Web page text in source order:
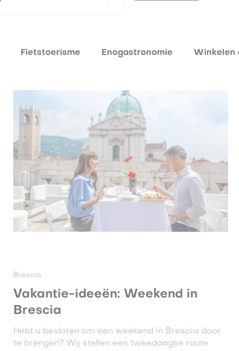
Fietstoerisme Enogastronomie Winkelen
Brescia
Vakantie-ideeën: Weekend in
Brescia
Hebt u besloten om een weekend in Brescia door
te brengen? Wij stellen een tweedaagse route